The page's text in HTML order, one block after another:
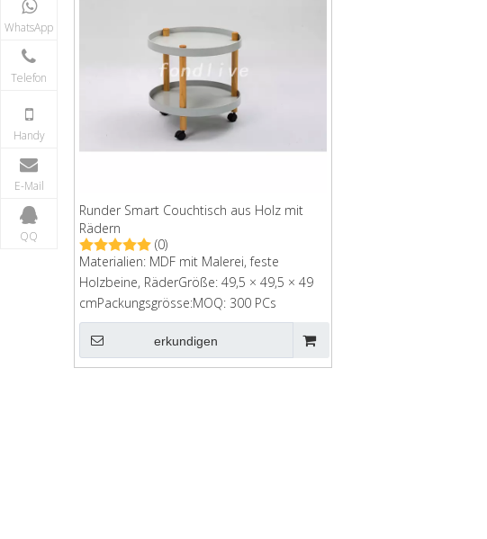
Runder Smart Couchtisch aus Holz mit
Rädern
(0)
Materialien: MDF mit Malerei, feste
Holzbeine, RäderGröße: 49,5 × 49,5 × 49
cmPackungsgrösse:MOQ: 300 PCs
erkundigen
WhatsApp
Telefon
Handy
E-Mail
QQ